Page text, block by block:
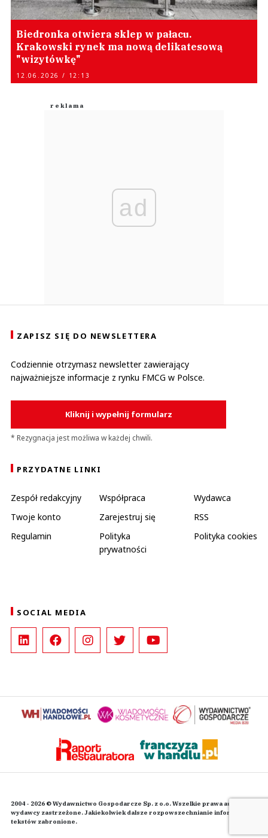
Biedronka otwiera sklep w pałacu.
Krakowski rynek ma nową delikatesową
"wizytówkę"
12.06.2026 / 12:13
ad
ZAPISZ SIĘ DO NEWSLETTERA
Codziennie otrzymasz newsletter zawierający
najważniejsze informacje z rynku FMCG w Polsce.
Kliknij i wypełnij formularz
* Rezygnacja jest możliwa w każdej chwili.
PRZYDATNE LINKI
Zespół redakcyjny Współpraca
Wydawca
Twoje konto
Zarejestruj się
RSS
Regulamin
Polityka
prywatności
Polityka cookies
SOCIAL MEDIA
2004 - 2026 © Wydawnictwo Gospodarcze Sp. z o.o. Wszelkie prawa autorskie
wydawcy zastrzeżone. Jakiekolwiek dalsze rozpowszechnianie informacji i
tekstów zabronione.